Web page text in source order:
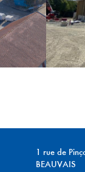
1 rue de
BEAUVAIS